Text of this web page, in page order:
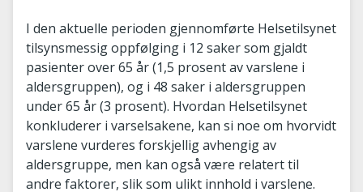
I den aktuelle perioden gjennomførte Helsetilsynet
tilsynsmessig oppfølging i 12 saker som gjaldt
pasienter over 65 år (1,5 prosent av varslene i
aldersgruppen), og i 48 saker i aldersgruppen
under 65 år (3 prosent). Hvordan Helsetilsynet
konkluderer i varselsakene, kan si noe om hvorvidt
varslene vurderes forskjellig avhengig av
aldersgruppe, men kan også være relatert til
andre faktorer, slik som ulikt innhold i varslene.